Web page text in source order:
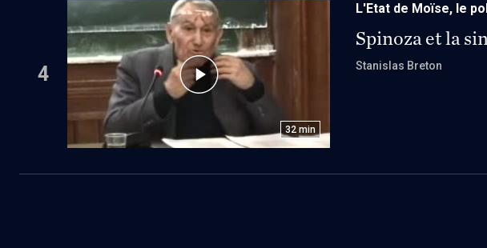
4
32 min
L'Etat de Moïse, le
Spinoza et la
Stanislas Breton